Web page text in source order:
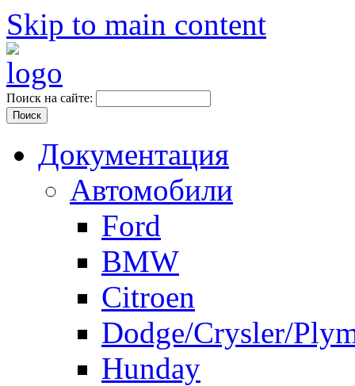
Skip to main content
Поиск на сайте:
Документация
Автомобили
Ford
BMW
Citroen
Dodge/Crysler/
Hunday